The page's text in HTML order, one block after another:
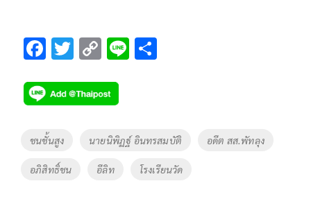
F
e
b
o
o
k
T
tt
er
C
p
y
Li
n
k
Li
Tags
ชนชั้นสูง นายนิพิฏฐ์ อินทรสมบัติ อดีต สส.พัทลุง
อภิสิทธิ์ชน อีลิท โรงเรียนวัด